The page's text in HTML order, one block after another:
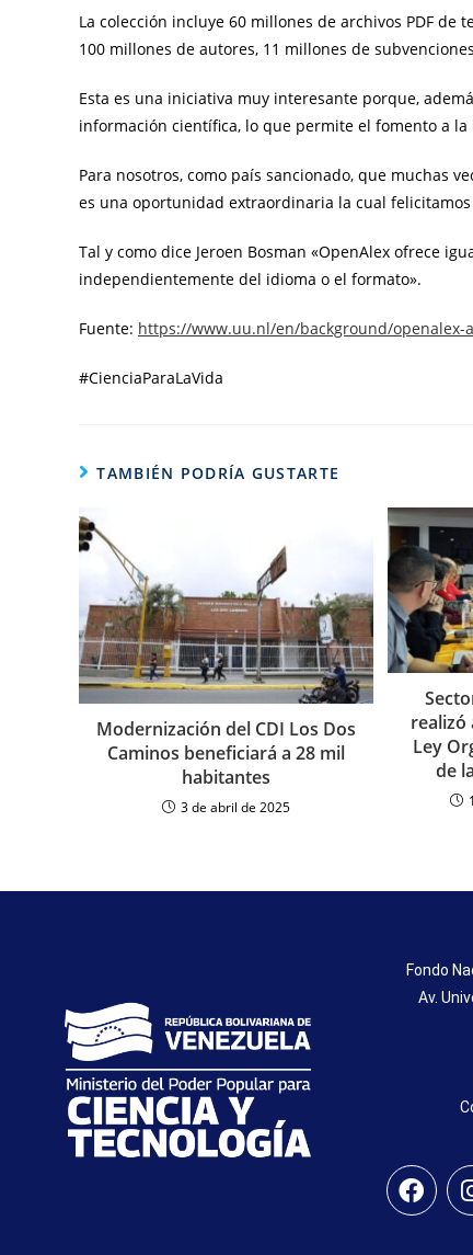
La colección incluye 60 millones de archivos PDF de
100 millones de autores, 11 millones de
Esta es una iniciativa muy interesante porque,
información científica, lo que permite el fomento a
Para nosotros, como país sancionado, que muchas
es una oportunidad extraordinaria la cual felicitamos
Tal y como dice Jeroen Bosman «OpenAlex ofrece
independientemente del idioma o el formato».
Fuente: https://www.uu.nl/en/background/openalex-
#CienciaParaLaVida
TAMBIÉN PODRÍA GUSTARTE
Modernización del CDI Los Dos
Caminos beneficiará a 28 mil
habitantes
3 de abril de 2025
realizó
Ley
de
Fondo
Av.